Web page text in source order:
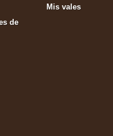
de
Mis vales